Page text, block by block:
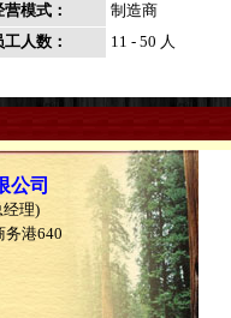
营模式：
制造商
工人数：
11 - 50 人
公司
理)
港640